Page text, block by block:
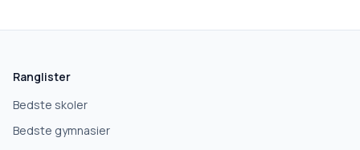
Ranglister
Bedste skoler
Bedste gymnasier